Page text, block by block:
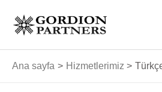
Ana sayfa Hizmetlerimiz